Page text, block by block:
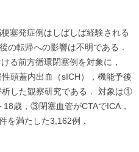
塞発症例はしばしば経験される
の転帰への影響は不明である．
る前方循環閉塞例を対象に，
頭蓋内出血（sICH），機能予後
析した観察研究である． 対象は①
歳，③閉塞血管がCTAでICA，
を満たした3,162例．